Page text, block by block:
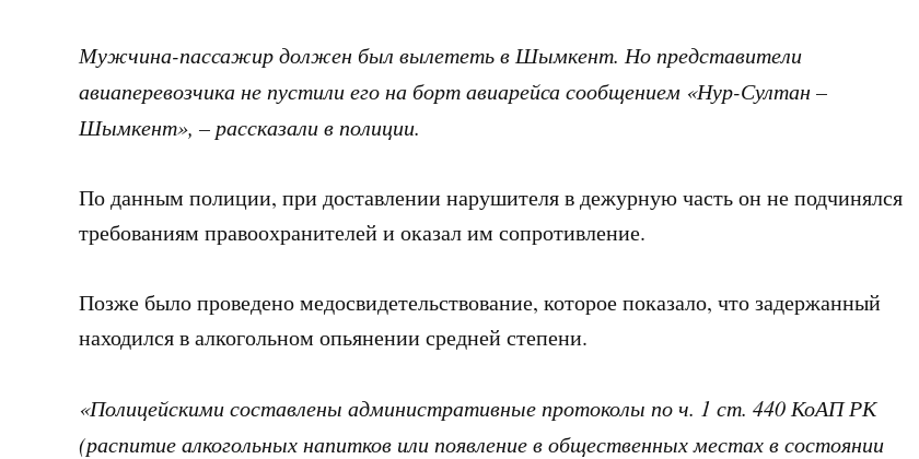
Мужчина-пассажир должен был вылететь в Шымкент. Но представители
авиаперевозчика не пустили его на борт авиарейса сообщением «Нур-Султан –
Шымкент», – рассказали в полиции.
По данным полиции, при доставлении нарушителя в дежурную часть он не подчинялся
требованиям правоохранителей и оказал им сопротивление.
Позже было проведено медосвидетельствование, которое показало, что задержанный
находился в алкогольном опьянении средней степени.
«Полицейскими составлены административные протоколы по ч. 1 ст. 440 КоАП РК
(распитие алкогольных напитков или появление в общественных местах в состоянии